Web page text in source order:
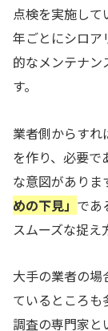
点検を実施し
年ごとにシロア
的なメンテナ
す。
業者側からすれ
を作り、必要で
な意図がありま
めの下見」 であ
スムーズな捉え
大手の業者の場
ているところも
調査の専門家と